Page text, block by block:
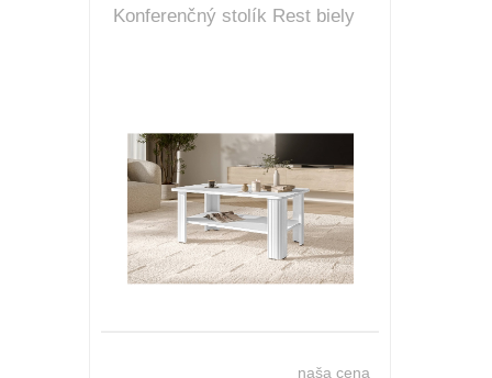
Konferenčný stolík Rest biely
naša cena